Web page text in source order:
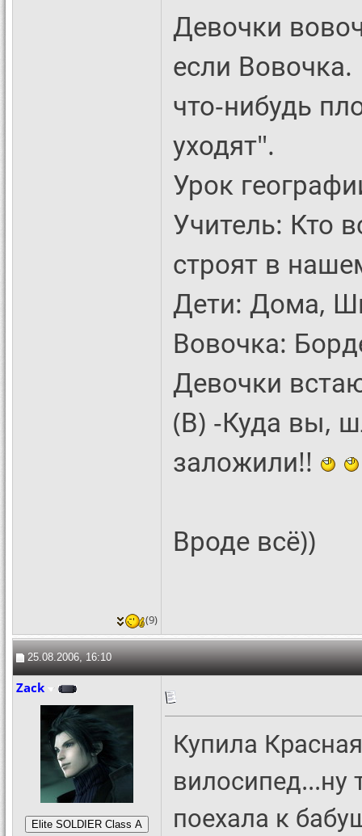
Девочки
если Вовочка.
что-нибудь
уходят".
Урок
Учитель: Кто
строят в
Дети: Дома,
Вовочка:
Девочки
(В) -Куда вы,
заложили!!
Вроде всё))
(9)
25.08.2006, 16:10
Zack
Купила
вилосипед...ну
поехала к